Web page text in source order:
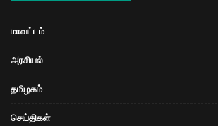
மாவட்டம்
அரசியல்
தமிழகம்
செய்திகள்